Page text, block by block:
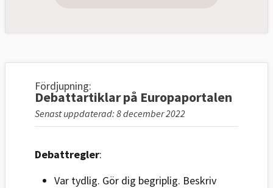
Fördjupning:
Debattartiklar på Europaportalen
Senast uppdaterad: 8 december 2022
Debattregler:
Var tydlig. Gör dig begriplig. Beskriv